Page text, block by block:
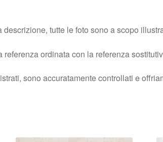
tutte le foto sono a scopo
ordinata con la referenza
sono accuratamente controllati e